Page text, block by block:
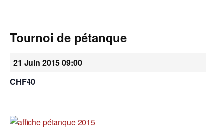
Canton
Tournoi de pétanque
21 Juin 2015 09:00
CHF40